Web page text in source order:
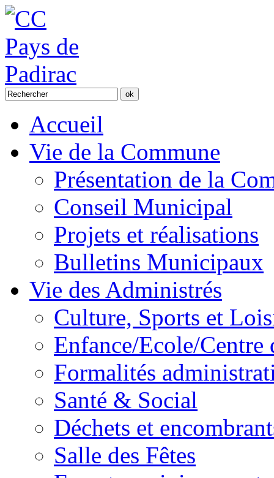
Accueil
Vie de la Commune
Présentation de la
Conseil Municipal
Projets et réalisations
Bulletins Municipaux
Vie des Administrés
Culture, Sports et
Enfance/Ecole/Centre
Formalités
Santé & Social
Déchets et
Salle des Fêtes